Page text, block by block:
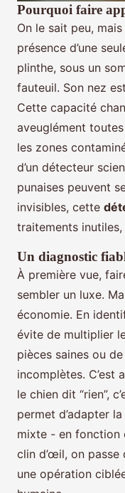
Pourquoi faire
On le sait peu,
présence d’une
plinthe, sous un
fauteuil. Son nez
Cette capacité
aveuglément
les zones
d’un détecteur
punaises peuvent
invisibles, cette
traitements
Un diagnostic
À première vue,
sembler un luxe.
économie. En
évite de multiplier
pièces saines ou
incomplètes. C’est
le chien dit “rien”,
permet d’adapter
mixte - en fonction
clin d’œil, on passe
une opération